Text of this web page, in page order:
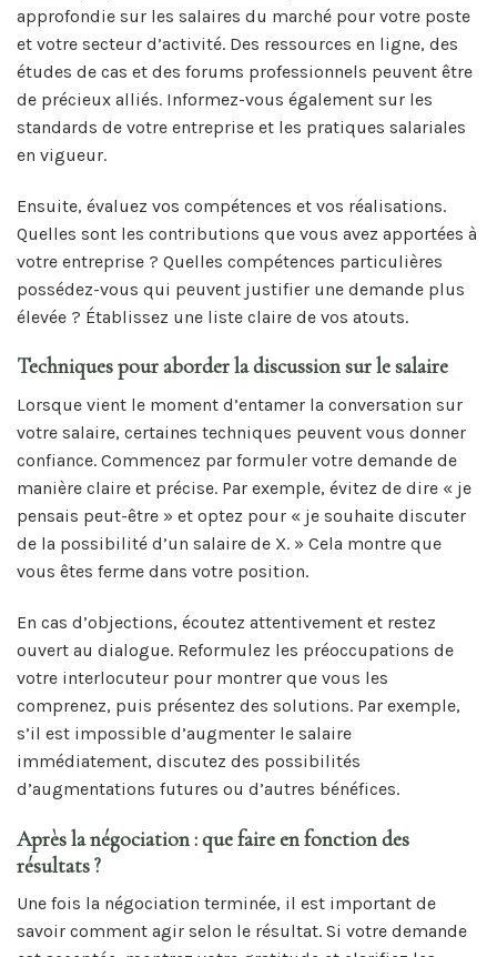
approfondie sur les salaires du marché pour votre poste
et votre secteur d’activité. Des ressources en ligne, des
études de cas et des forums professionnels peuvent être
de précieux alliés. Informez-vous également sur les
standards de votre entreprise et les pratiques salariales
en vigueur.
Ensuite, évaluez vos compétences et vos réalisations.
Quelles sont les contributions que vous avez apportées à
votre entreprise ? Quelles compétences particulières
possédez-vous qui peuvent justifier une demande plus
élevée ? Établissez une liste claire de vos atouts.
Techniques pour aborder la discussion sur le salaire
Lorsque vient le moment d’entamer la conversation sur
votre salaire, certaines techniques peuvent vous donner
confiance. Commencez par formuler votre demande de
manière claire et précise. Par exemple, évitez de dire « je
pensais peut-être » et optez pour « je souhaite discuter
de la possibilité d’un salaire de X. » Cela montre que
vous êtes ferme dans votre position.
En cas d’objections, écoutez attentivement et restez
ouvert au dialogue. Reformulez les préoccupations de
votre interlocuteur pour montrer que vous les
comprenez, puis présentez des solutions. Par exemple,
s’il est impossible d’augmenter le salaire
immédiatement, discutez des possibilités
d’augmentations futures ou d’autres bénéfices.
Après la négociation : que faire en fonction des
résultats ?
Une fois la négociation terminée, il est important de
savoir comment agir selon le résultat. Si votre demande